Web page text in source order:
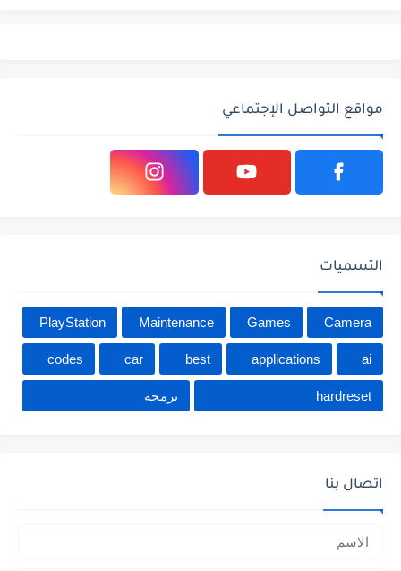
مواقع التواصل الإجتماعي
التسميات
Camera
Games
Maintenance
PlayStation
ai
applications
best
car
codes
hardreset برمجة
اتصال بنا